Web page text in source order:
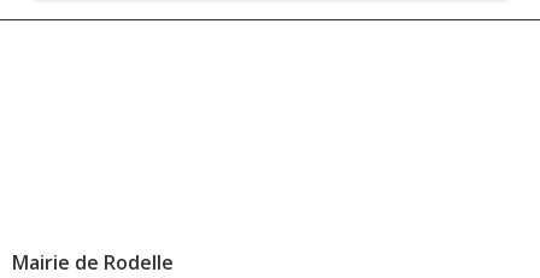
Mairie de Rodelle